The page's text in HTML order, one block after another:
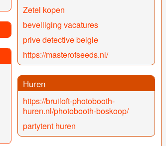
Zetel kopen
beveiliging vacatures
prive detective belgie
https://masterofseeds.nl/
Huren
https://bruiloft-photobooth-
huren.nl/photobooth-boskoop/
partytent huren